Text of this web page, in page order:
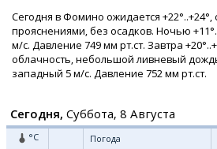
Сегодня в Фомино ожидается +22°..+24°,
прояснениями, без осадков. Ночью
м/с. Давление 749 мм рт.ст. Завтра
облачность, небольшой ливневый
западный 5 м/с. Давление 752 мм рт.ст.
Сегодня, Суббота, 8 Августа
°C Погода